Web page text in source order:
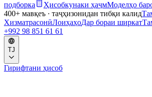
подборка
Ҳисобкунаки ҳаҷмМоделҳо
400+ мавқеъ · таҷҳизонидан тибқи калид
ХизматрасонӣЛоиҳаҳоДар бораи ширкат
+992 98 851 61 61
TJ
Гирифтани ҳисоб